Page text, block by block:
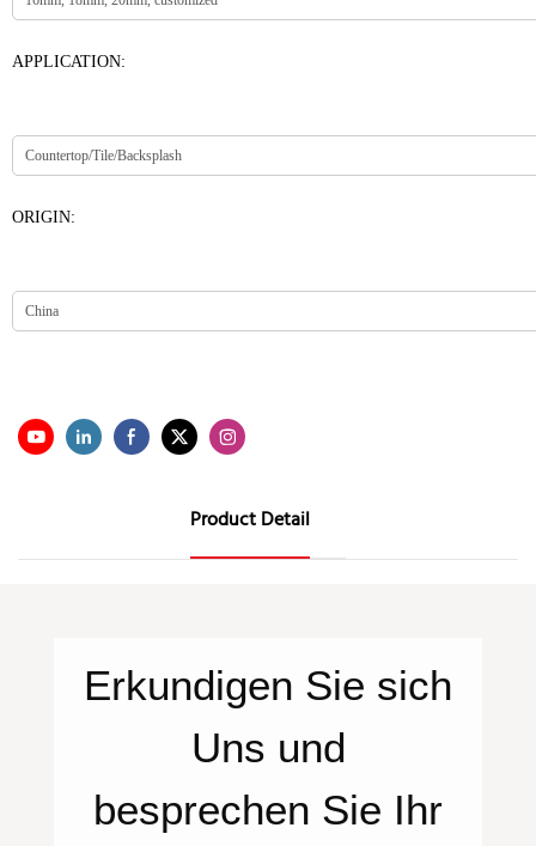
APPLICATION:
ORIGIN:
Product Detail
Erkundigen Sie sich
Uns und
besprechen Sie Ihr